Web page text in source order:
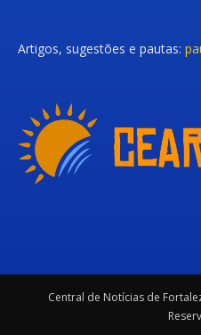
Artigos, sugestões e pautas:
Central de Notícias de